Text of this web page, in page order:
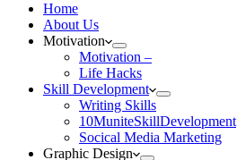
Home
About Us
Motivation
Motivation –
Life Hacks
Skill Development
Writing Skills
10MuniteSkillDevelopment
Socical Media Marketing
Graphic Design